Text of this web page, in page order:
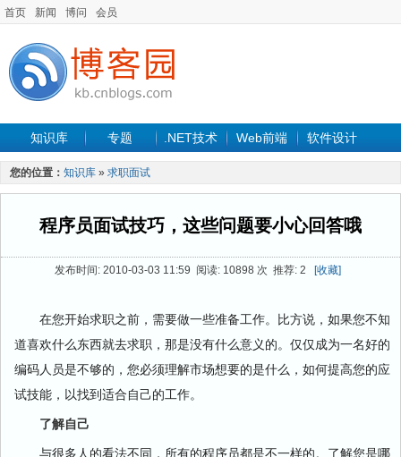
首页 新闻 博问 会员
知识库 专题 .NET技术 Web前端 软件设计
手机开发 软件工程
最新文章
您的位置： 知识库 » 求职面试
程序员面试技巧，这些问题要小心回答哦
发布时间: 2010-03-03 11:59 阅读: 10898 次 推荐: 2 [收藏]
在您开始求职之前，需要做一些准备工作。比方说，如果您不知
道喜欢什么东西就去求职，那是没有什么意义的。仅仅成为一名好的
编码人员是不够的，您必须理解市场想要的是什么，如何提高您的应
试技能，以找到适合自己的工作。
了解自己
与很多人的看法不同，所有的程序员都是不一样的。了解您是哪